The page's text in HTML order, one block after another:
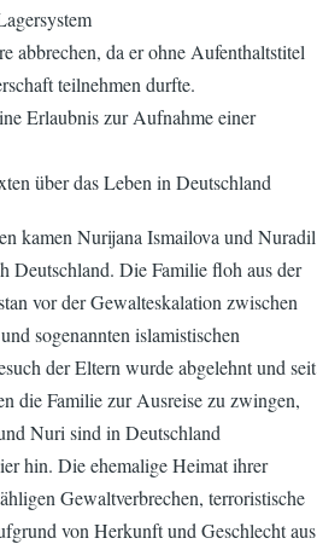
abbrechen, da er ohne Aufenthaltstitel
teilnehmen durfte.
Erlaubnis zur Aufnahme einer
über das Leben in Deutschland
kamen Nurijana Ismailova und Nuradil
Deutschland. Die Familie floh aus der
vor der Gewalteskalation zwischen
sogenannten islamistischen
der Eltern wurde abgelehnt und seit
die Familie zur Ausreise zu zwingen,
Nuri sind in Deutschland
hin. Die ehemalige Heimat ihrer
Gewaltverbrechen, terroristische
von Herkunft und Geschlecht aus